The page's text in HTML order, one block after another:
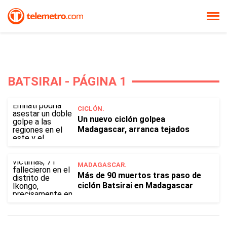
BATSIRAI - PÁGINA 1
CICLÓN.
Un nuevo ciclón golpea
Madagascar, arranca tejados
MADAGASCAR.
Más de 90 muertos tras paso de
ciclón Batsirai en Madagascar